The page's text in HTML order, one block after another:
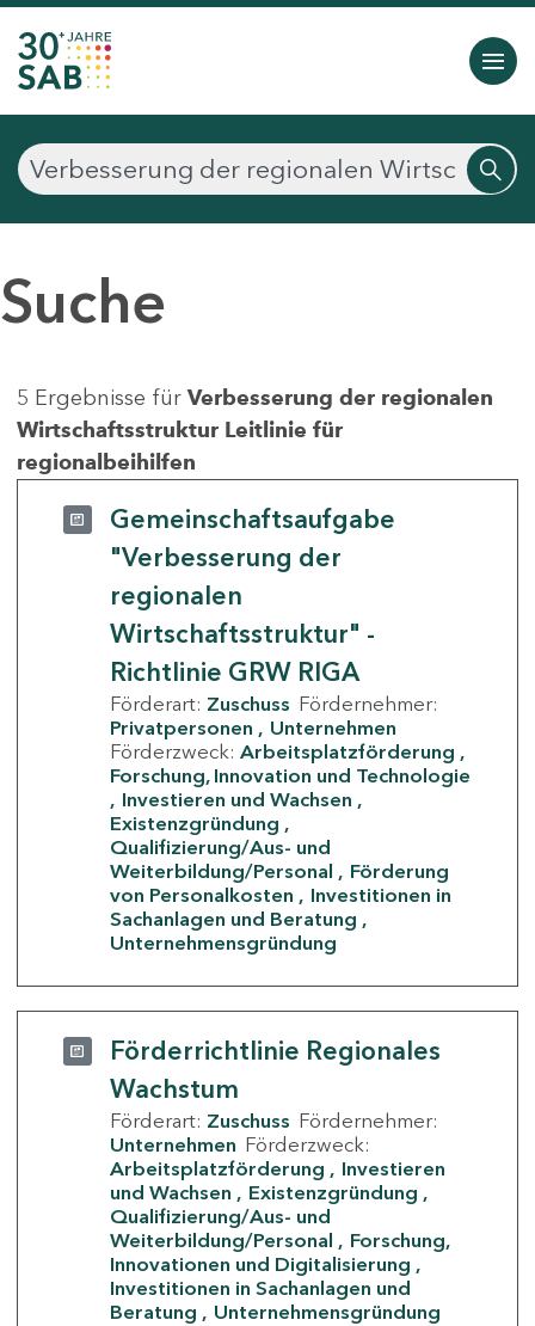
Suche
5 Ergebnisse für Verbesserung der regionalen
Wirtschaftsstruktur Leitlinie für
regionalbeihilfen
Gemeinschaftsaufgabe
"Verbesserung der
regionalen
Wirtschaftsstruktur" -
Richtlinie GRW RIGA
Förderart: Zuschuss Fördernehmer:
Privatpersonen
Unternehmen
Förderzweck: Arbeitsplatzförderung
Forschung, Innovation und Technologie
Investieren und Wachsen
Existenzgründung
Qualifizierung/Aus- und
Weiterbildung/Personal
Förderung
von Personalkosten
Investitionen in
Sachanlagen und Beratung
Unternehmensgründung
Förderrichtlinie Regionales
Wachstum
Förderart: Zuschuss Fördernehmer:
Unternehmen Förderzweck:
Arbeitsplatzförderung
Investieren
und Wachsen
Existenzgründung
Qualifizierung/Aus- und
Weiterbildung/Personal
Forschung,
Innovationen und Digitalisierung
Investitionen in Sachanlagen und
Beratung
Unternehmensgründung